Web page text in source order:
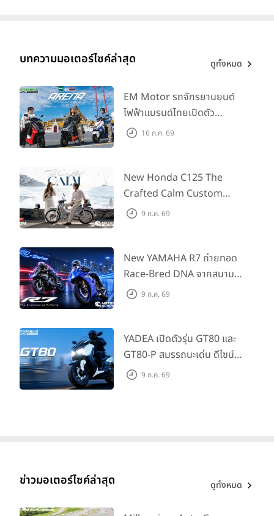
บทความมอเตอร์ไซค์ล่าสุด ดูทั้งหมด
EM Motor รถจักรยานยนต์
ไฟฟ้าแบรนด์ไทยเปิดตัว
ARENA ที่มาในราคาพิเศษ
555 คันแรกรับฟรี Adapter
Type2 ฟรี
16 ก.ค. 69
New Honda C125 The
Crafted Calm Custom
Edition ถ่ายทอดความคลาสสิ
House Flagship Store ทั่ว
ประเทศ
9 ก.ค. 69
New YAMAHA R7 ถ่ายทอด
Race-Bred DNA จากสนาม
แข่งสู่ซูเปอร์สปอร์ตคลาสกลาง
9 ก.ค. 69
YADEA เปิดตัวรุ่น GT80 และ
GT80-P สมรรถนะเด่น ดีไซน์หรู
ปลอดภัย ราคาเข้าถึงง่าย จด
9 ก.ค. 69
ข่าวมอเตอร์ไซค์ล่าสุด ดูทั้งหมด